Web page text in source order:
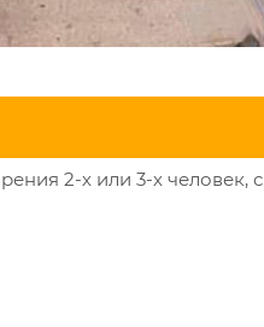
2-х или 3-х человек, с